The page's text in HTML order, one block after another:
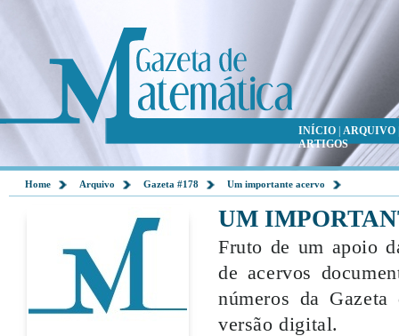
INÍCIO ARQUIVO
ARTIGOS
Home Arquivo Gazeta #178 Um importante acervo
UM
Fruto de um apoio
de acervos
números da
versão digital.